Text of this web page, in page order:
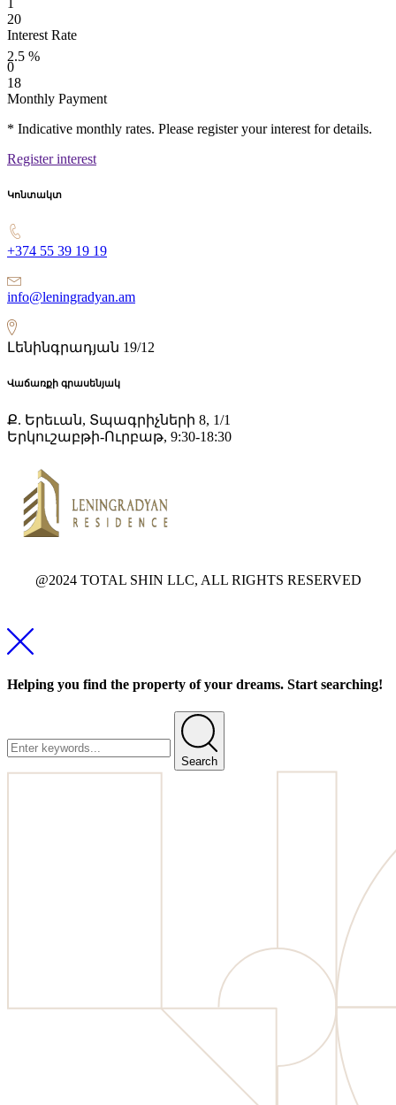
20
Interest Rate
2.5 %
0
18
Monthly Payment
* Indicative monthly rates. Please register your interest for details.
Register interest
Կոնտակտ
+374 55 39 19 19
info@leningradyan.am
Լենինգրադյան 19/12
Վաճառքի գրասենյակ
Ք. Երեւան, Տպագրիչների 8, 1/1
Երկուշաբթի-Ուրբաթ, 9:30-18:30
@2024 TOTAL SHIN LLC, ALL RIGHTS RESERVED
Helping you find the property of your dreams. Start searching!
Search